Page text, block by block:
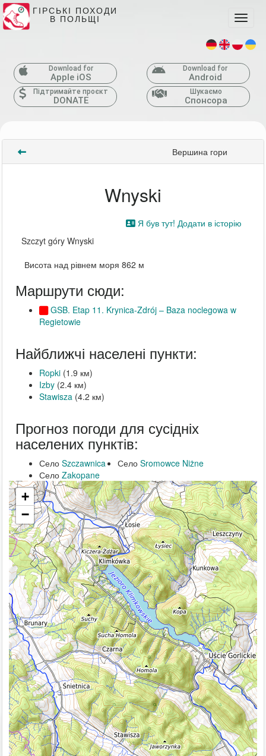
ГІРСЬКІ ПОХОДИ
В ПОЛЬЩІ
Download for
Apple iOS
Download for
Android
Підтримайте проєкт
DONATE
Шукаємо
Спонсора
Вершина гори
Wnyski
Я був тут! Додати в історію
Szczyt góry Wnyski
Висота над рівнем моря 862 м
Маршрути сюди:
GSB. Etap 11. Krynica-Zdrój – Baza noclegowa w
Regietowie
Найближчі населені пункти:
Ropki (1.9 км)
Izby (2.4 км)
Stawisza (4.2 км)
Прогноз погоди для сусідніх
населених пунктів:
Село Szczawnica Село Sromowce Niżne
Село Zakopane
+
−